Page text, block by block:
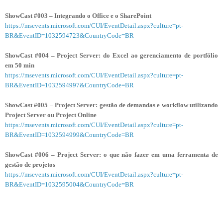
ShowCast #003 – Integrando o Office e o SharePoint
https://msevents.microsoft.com/CUI/EventDetail.aspx?culture=pt-
BR&EventID=1032594723&CountryCode=BR
ShowCast #004 – Project Server: do Excel ao gerenciamento de portfólio
em 50 min
https://msevents.microsoft.com/CUI/EventDetail.aspx?culture=pt-
BR&EventID=1032594997&CountryCode=BR
ShowCast #005 – Project Server: gestão de demandas e workflow utilizando
Project Server ou Project Online
https://msevents.microsoft.com/CUI/EventDetail.aspx?culture=pt-
BR&EventID=1032594999&CountryCode=BR
ShowCast #006 – Project Server: o que não fazer em uma ferramenta de
gestão de projetos
https://msevents.microsoft.com/CUI/EventDetail.aspx?culture=pt-
BR&EventID=1032595004&CountryCode=BR